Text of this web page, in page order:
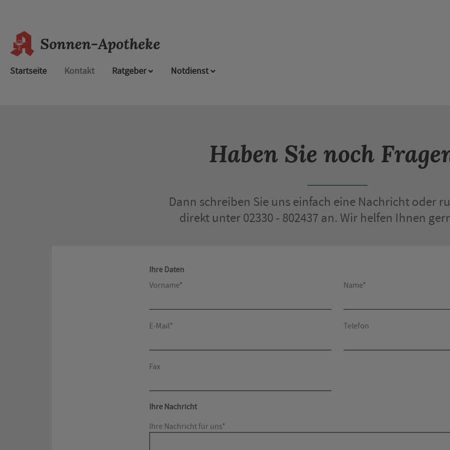
Sonnen-Apotheke
Startseite Kontakt Ratgeber Notdienst
Haben Sie noch
Dann schreiben Sie uns einfach eine Nachricht oder
direkt unter 02330 - 802437 an. Wir helfen Ihnen
Ihre Daten
Vorname*
Name*
E-Mail* Telefon
Fax
Ihre Nachricht
Ihre Nachricht für uns*